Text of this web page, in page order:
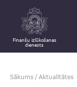
Finanšu izlūkošanas
dienests
Sākums / Aktualitātes